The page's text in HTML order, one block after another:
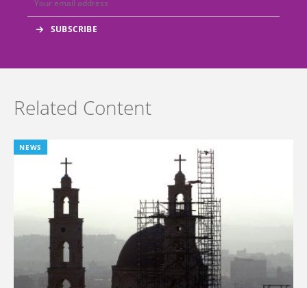
Related Content
NEWS